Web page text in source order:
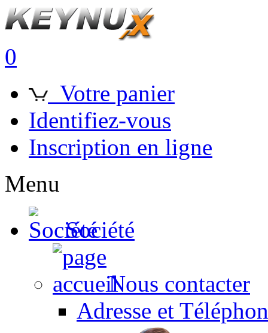
0
Votre panier
Identifiez-vous
Inscription en ligne
Menu
Société
Nous contacter
Adresse et